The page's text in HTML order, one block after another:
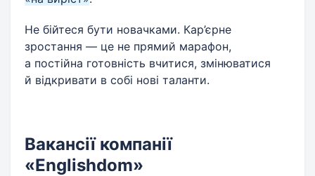
Не бійтеся бути новачками. Кар’єрне
зростання — це не прямий марафон,
а постійна готовність вчитися, змінюватися
й відкривати в собі нові таланти.
Вакансії компанії
«Englishdom»